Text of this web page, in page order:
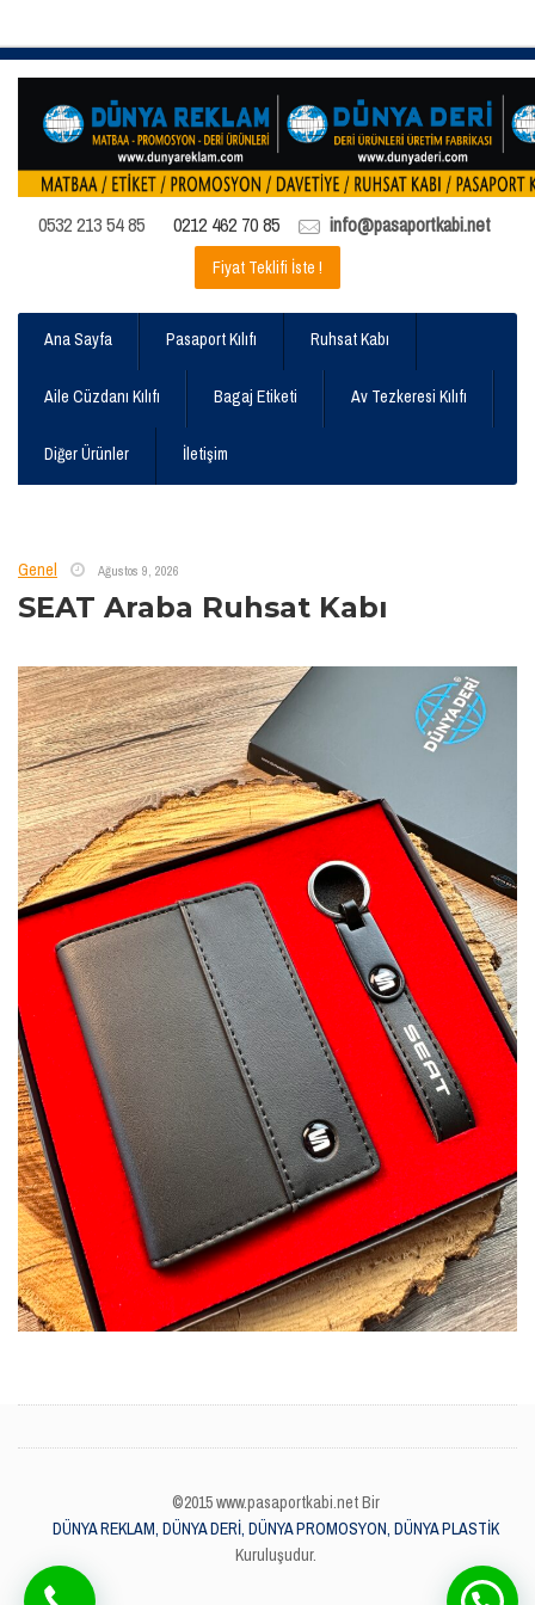
0532 213 54 85 0212 462 70 85 info@pasaportkabi.net
Fiyat Teklifi İste !
Ana Sayfa Pasaport Kılıfı Ruhsat Kabı
Aile Cüzdanı Kılıfı Bagaj Etiketi Av Tezkeresi Kılıfı
Diğer Ürünler İletişim
Genel Ağustos 9, 2026
SEAT Araba Ruhsat Kabı
©2015 www.pasaportkabi.net Bir
DÜNYA REKLAM, DÜNYA DERİ, DÜNYA PROMOSYON, DÜNYA PLASTİK
Kuruluşudur.